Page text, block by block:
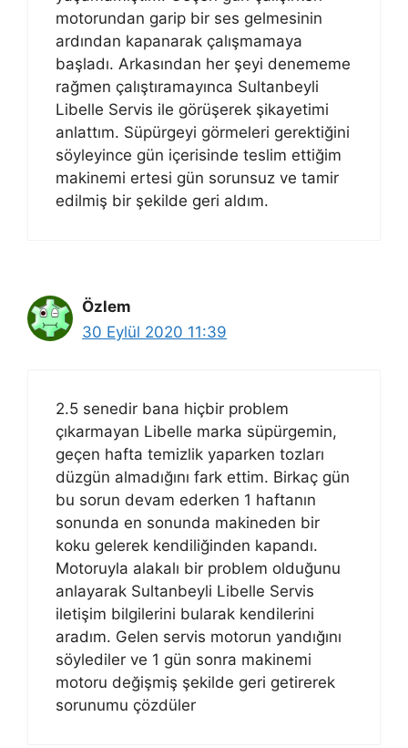
motorundan garip bir ses gelmesinin
ardından kapanarak çalışmamaya
başladı. Arkasından her şeyi denememe
rağmen çalıştıramayınca Sultanbeyli
Libelle Servis ile görüşerek şikayetimi
anlattım. Süpürgeyi görmeleri gerektiğini
söyleyince gün içerisinde teslim ettiğim
makinemi ertesi gün sorunsuz ve tamir
edilmiş bir şekilde geri aldım.
Özlem
30 Eylül 2020 11:39
2.5 senedir bana hiçbir problem
çıkarmayan Libelle marka süpürgemin,
geçen hafta temizlik yaparken tozları
düzgün almadığını fark ettim. Birkaç gün
bu sorun devam ederken 1 haftanın
sonunda en sonunda makineden bir
koku gelerek kendiliğinden kapandı.
Motoruyla alakalı bir problem olduğunu
anlayarak Sultanbeyli Libelle Servis
iletişim bilgilerini bularak kendilerini
aradım. Gelen servis motorun yandığını
söylediler ve 1 gün sonra makinemi
motoru değişmiş şekilde geri getirerek
sorunumu çözdüler